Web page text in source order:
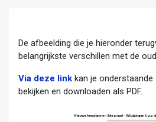
De afbeelding die je hieronder
belangrijkste verschillen met de
Via deze link kan je
bekijken en downloaden als PDF.